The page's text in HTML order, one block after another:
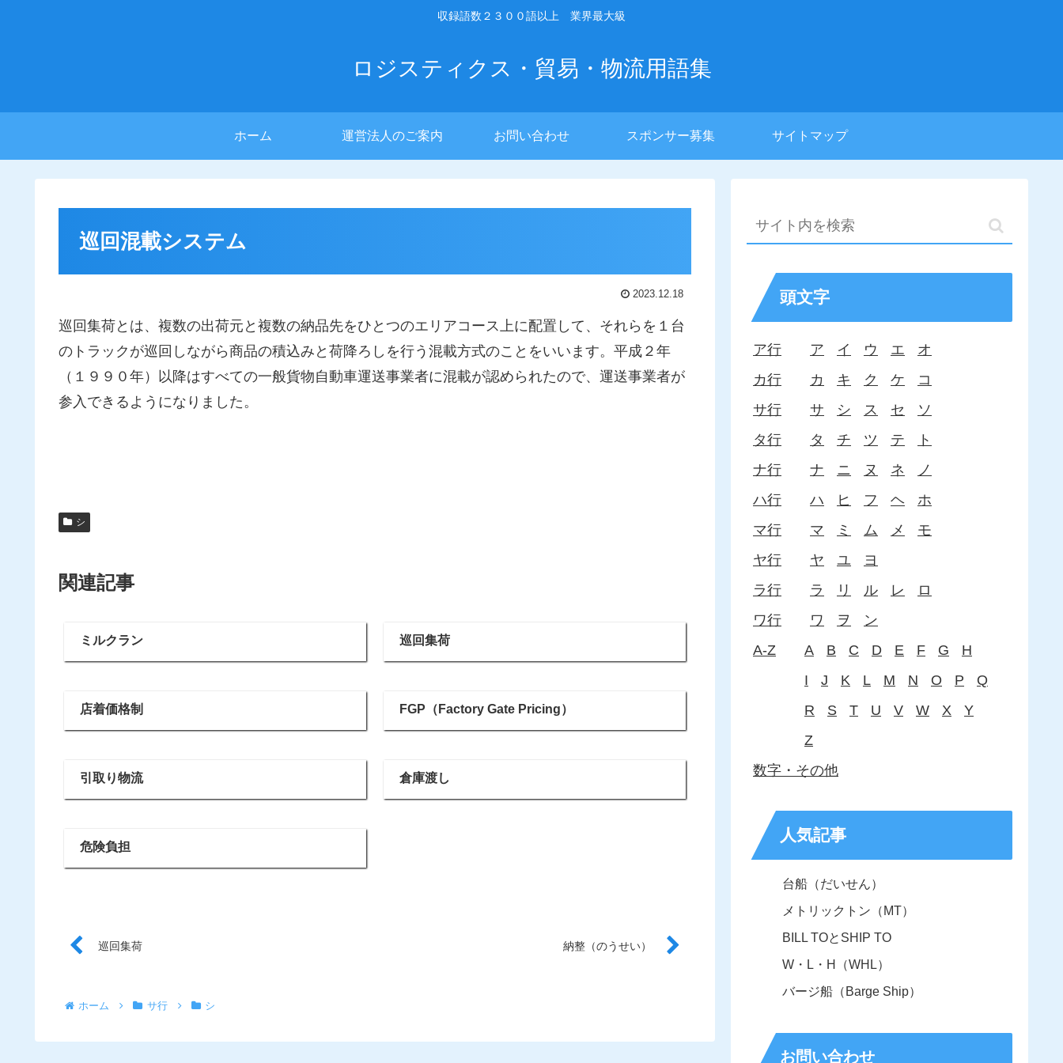
収録語数２３００語以上 業界最大級
ロジスティクス・貿易・物流用語集
ホーム 運営法人のご案内 お問い合わせ スポンサー募集 サイトマップ
巡回混載システム
2023.12.18
巡回集荷とは、複数の出荷元と複数の納品先をひとつのエリアコース上に配置して、それらを１台
のトラックが巡回しながら商品の積込みと荷降ろしを行う混載方式のことをいいます。平成２年
（１９９０年）以降はすべての一般貨物自動車運送事業者に混載が認められたので、運送事業者が
参入できるようになりました。
シ
関連記事
ミルクラン 巡回集荷
店着価格制 FGP（Factory Gate Pricing）
引取り物流 倉庫渡し
危険負担
巡回集荷 納整（のうせい）
ホーム サ行 シ
頭文字
ア行 ア イ ウ エ
オ
カ行
カ キ ク ケ
コ
サ行
サ シ ス セ
ソ
タ行
タ チ ツ テ
ト
ナ行
ナ ニ ヌ ネ
ノ
ハ行
ハ ヒ フ ヘ
ホ
マ行
マ ミ ム メ
モ
ヤ行
ヤ ユ
ヨ
ラ行
ラ リ ル レ
ロ
ワ行
ワ ヲ
ン
A-Z
A B C D E F G
H
I
J K L M N O P
Q
R
S T U V W X
Y
Z
数字・その他
人気記事
台船（だいせん）
メトリックトン（MT）
BILL TOとSHIP TO
W・L・H（WHL）
バージ船（Barge Ship）
お問い合わせ